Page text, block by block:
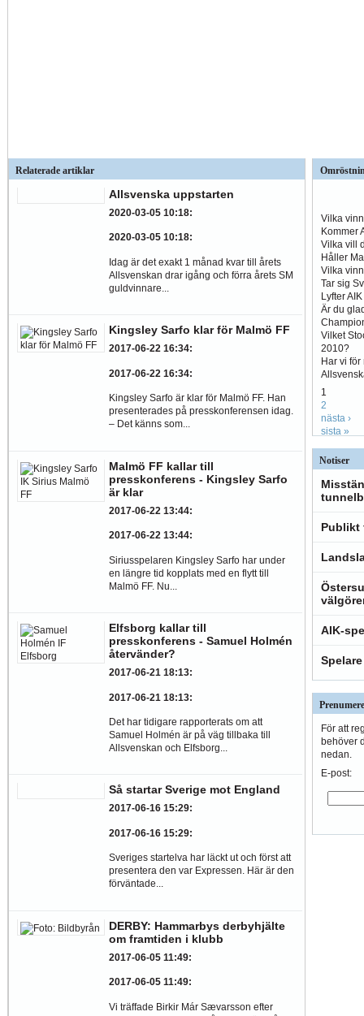
Relaterade artiklar
Allsvenska uppstarten
2020-03-05 10:18:
2020-03-05 10:18:
Idag är det exakt 1 månad kvar till årets
Allsvenskan drar igång och förra årets SM
guldvinnare...
Kingsley Sarfo klar för Malmö FF
2017-06-22 16:34:
2017-06-22 16:34:
Kingsley Sarfo är klar för Malmö FF. Han
presenterades på presskonferensen idag.
– Det känns som...
Malmö FF kallar till
presskonferens - Kingsley Sarfo
är klar
2017-06-22 13:44:
2017-06-22 13:44:
Siriusspelaren Kingsley Sarfo har under
en längre tid kopplats med en flytt till
Malmö FF. Nu...
Elfsborg kallar till
presskonferens - Samuel Holmén
återvänder?
2017-06-21 18:13:
2017-06-21 18:13:
Det har tidigare rapporterats om att
Samuel Holmén är på väg tillbaka till
Allsvenskan och Elfsborg...
Så startar Sverige mot England
2017-06-16 15:29:
2017-06-16 15:29:
Sveriges startelva har läckt ut och först att
presentera den var Expressen. Här är den
förväntade...
DERBY: Hammarbys derbyhjälte
om framtiden i klubb
2017-06-05 11:49:
2017-06-05 11:49:
Vi träffade Birkir Már Sævarsson efter
Vilka
Kommer
Vilka vill
Håller
Vilka
Tar sig
Lyfter
Är du
Vilket
2010?
Har vi
1
2
nästa ›
sista »
Notiser
Publikt
AIK-
För att
behöver
nedan.
E-post: